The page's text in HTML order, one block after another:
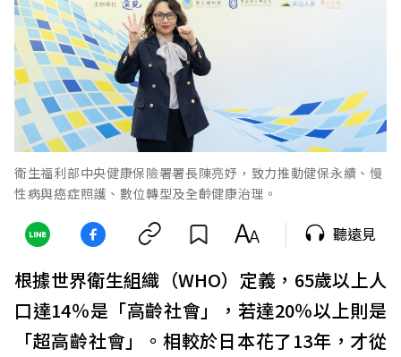
衛生福利部中央健康保險署署長陳亮妤，致力推動健保永續、慢
性病與癌症照護、數位轉型及全齡健康治理。
聽遠見
根據世界衛生組織（WHO）定義，65歲以上人
口達14％是「高齡社會」，若達20％以上則是
「超高齡社會」。相較於日本花了13年，才從